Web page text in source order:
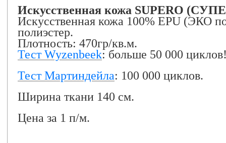
Искусственная кожа SUPERO
Искусственная кожа 100% EPU (ЭКО
полиэстер.
Плотность: 470гр/кв.м.
Тест Wyzenbeek: больше 50 000
Тест Мартиндейла: 100 000 циклов.
Ширина ткани 140 см.
Цена за 1 п/м.